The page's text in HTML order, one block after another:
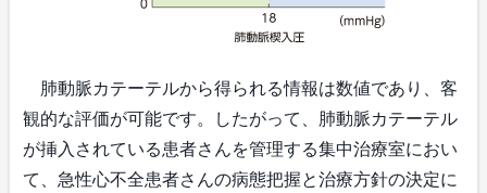
肺動脈カテーテルから得られる情報は数値であり、客
観的な評価が可能です。したがって、肺動脈カテーテル
が挿入されている患者さんを管理する集中治療室におい
て、急性心不全患者さんの病態把握と治療方針の決定に